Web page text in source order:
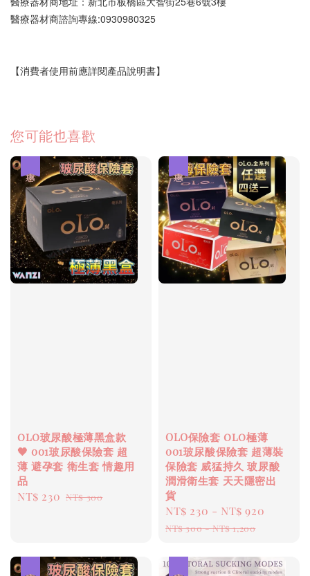
醫療器材商諮詢專線:0930980325
【消費者使用前應詳閱產品說明書】
您可能也喜歡
olo玻尿酸極薄黑盒款
🖤 001玻尿酸保險套 超
薄 避孕套 衛生套 情趣用
品
Sale
NT$ 230 Regular
NT$ 300
OLO保險套 olo極薄
001玻尿酸保險套 超薄裝
保險套 威猛持久 玻尿酸
潤滑衛生套 天天隱密出
貨
Sale
price
NT$ 230 - NT$ 920
NT$ 300-NT$ 1,200